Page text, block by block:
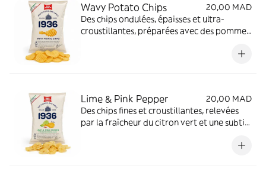
Wavy Potato Chips
20,00 MAD
Des chips ondulées, épaisses et ultra-
croustillantes, préparées avec des pommes
Lime & Pink Pepper
20,00 MAD
Des chips fines et croustillantes, relevées
par la fraîcheur du citron vert et une subtile